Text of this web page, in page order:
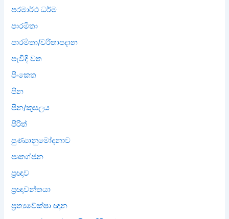
පරමාර්ථ ධර්ම
පාරමිතා
පාරමිතා/චරිතාපදාන
පැවිදි වත
පිංකෙත
පින
පින/කුසලය
පිරිත්
පුණ්‍යානුමෝදනාව
පෘතග්ජන
ප්‍රඥාව
ප්‍රඥාවන්තයා
ප්‍රත්‍යවේක්ෂා ඥාන